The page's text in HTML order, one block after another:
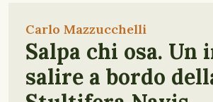
Carlo Mazzucchelli
Salpa chi osa. Un
salire a bordo